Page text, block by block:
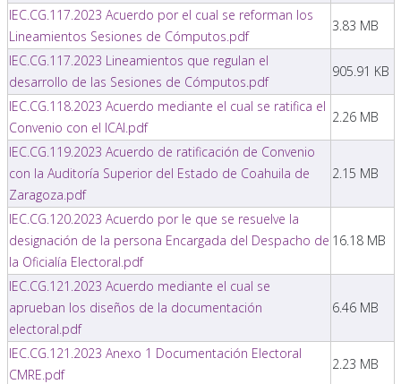
IEC.CG.117.2023 Acuerdo por el cual se reforman los
Lineamientos Sesiones de Cómputos.pdf
3.83 MB
IEC.CG.117.2023 Lineamientos que regulan el
desarrollo de las Sesiones de Cómputos.pdf
905.91 KB
IEC.CG.118.2023 Acuerdo mediante el cual se ratifica el
Convenio con el ICAI.pdf
2.26 MB
IEC.CG.119.2023 Acuerdo de ratificación de Convenio
con la Auditoría Superior del Estado de Coahuila de
Zaragoza.pdf
2.15 MB
IEC.CG.120.2023 Acuerdo por le que se resuelve la
designación de la persona Encargada del Despacho de
la Oficialía Electoral.pdf
16.18 MB
IEC.CG.121.2023 Acuerdo mediante el cual se
aprueban los diseños de la documentación
electoral.pdf
6.46 MB
IEC.CG.121.2023 Anexo 1 Documentación Electoral
CMRE.pdf
2.23 MB